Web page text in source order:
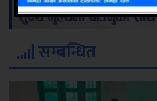
सम्बन्धित